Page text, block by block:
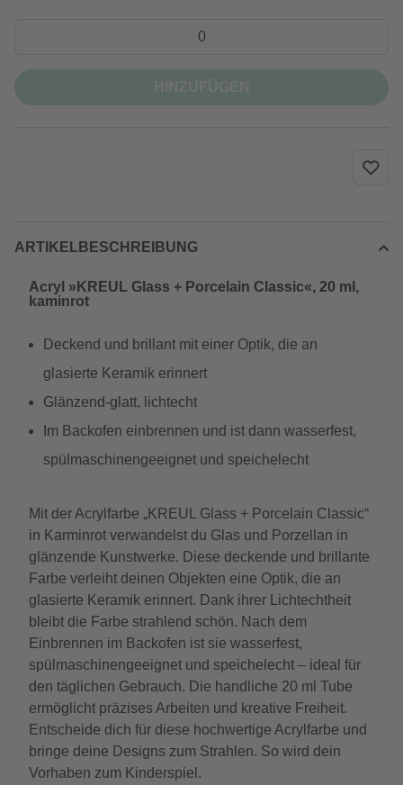
ARTIKELBESCHREIBUNG
Acryl »KREUL Glass + Porcelain Classic«, 20 ml,
kaminrot
Deckend und brillant mit einer Optik, die an
glasierte Keramik erinnert
Glänzend-glatt, lichtecht
Im Backofen einbrennen und ist dann wasserfest,
spülmaschinengeeignet und speichelecht
Mit der Acrylfarbe „KREUL Glass + Porcelain Classic“
in Karminrot verwandelst du Glas und Porzellan in
glänzende Kunstwerke. Diese deckende und brillante
Farbe verleiht deinen Objekten eine Optik, die an
glasierte Keramik erinnert. Dank ihrer Lichtechtheit
bleibt die Farbe strahlend schön. Nach dem
Einbrennen im Backofen ist sie wasserfest,
spülmaschinengeeignet und speichelecht – ideal für
den täglichen Gebrauch. Die handliche 20 ml Tube
ermöglicht präzises Arbeiten und kreative Freiheit.
Entscheide dich für diese hochwertige Acrylfarbe und
bringe deine Designs zum Strahlen. So wird dein
Vorhaben zum Kinderspiel.